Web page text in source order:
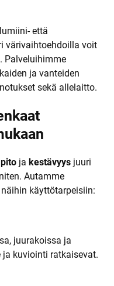
että
värivaihtoehdoilla voit
Palveluihimme
ja vanteiden
sekä allelaitto.
pito ja kestävyys juuri
Autamme
käyttötarpeisiin:
juurakoissa ja
ja kuviointi ratkaisevat.